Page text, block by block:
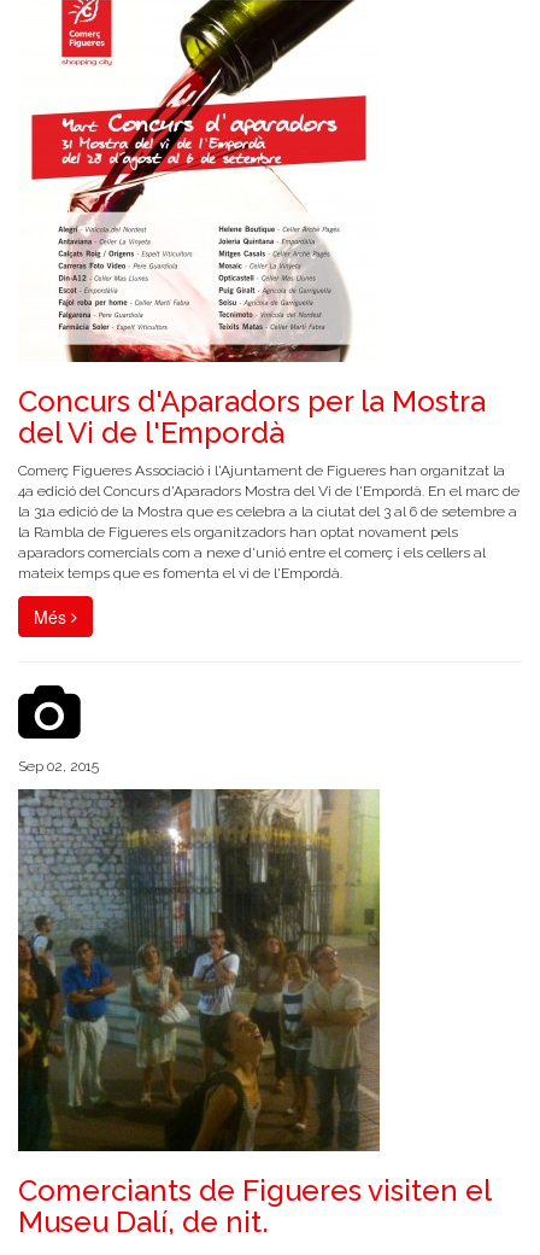
Concurs d'Aparadors per la Mostra
del Vi de l'Empordà
Comerç Figueres Associació i l'Ajuntament de Figueres han organitzat la
4a edició del Concurs d'Aparadors Mostra del Vi de l'Empordà. En el marc de
la 31a edició de la Mostra que es celebra a la ciutat del 3 al 6 de setembre a
la Rambla de Figueres els organitzadors han optat novament pels
aparadors comercials com a nexe d'unió entre el comerç i els cellers al
mateix temps que es fomenta el vi de l'Empordà.
Més
Sep 02, 2015
Comerciants de Figueres visiten el
Museu Dalí, de nit.